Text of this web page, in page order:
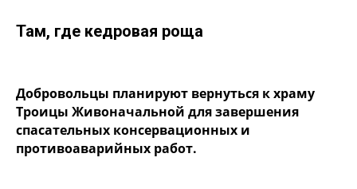
Там, где кедровая роща
Добровольцы планируют вернуться к храму
Троицы Живоначальной для завершения
спасательных консервационных и
противоаварийных работ.